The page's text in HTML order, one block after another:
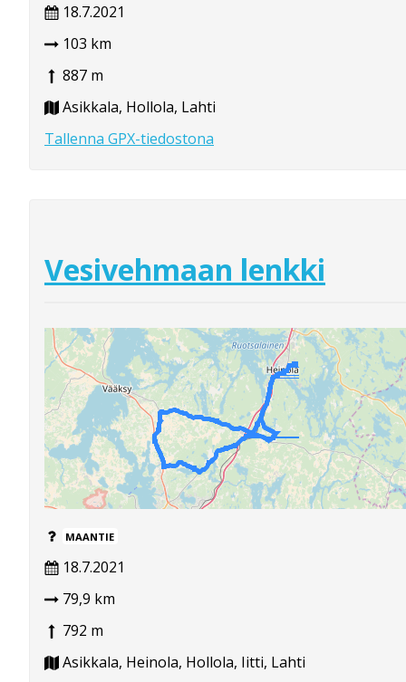
18.7.2021
103 km
887 m
Asikkala, Hollola, Lahti
Tallenna GPX-tiedostona
Vesivehmaan lenkki
MAANTIE
18.7.2021
79,9 km
792 m
Asikkala, Heinola, Hollola, Iitti, Lahti